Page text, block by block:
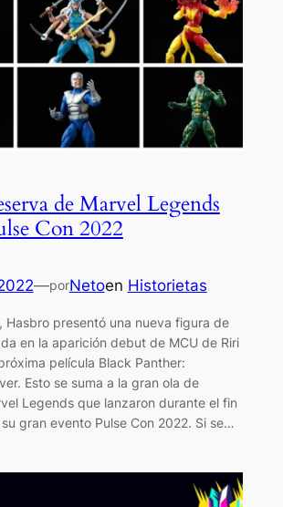
de Marvel Legends
Con 2022
—porNetoen Historietas
Hasbro presentó una nueva figura de
en la aparición debut de MCU de Riri
película Black Panther:
Esto se suma a la gran ola de
Legends que lanzaron durante el fin
gran evento Pulse Con 2022. Si se…